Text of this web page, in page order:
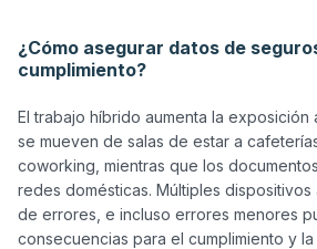
¿Cómo asegurar datos de
cumplimiento?
El trabajo híbrido aumenta la exposición
se mueven de salas de estar a
coworking, mientras que los
redes domésticas. Múltiples dispositivos
de errores, e incluso errores menores
consecuencias para el cumplimiento y